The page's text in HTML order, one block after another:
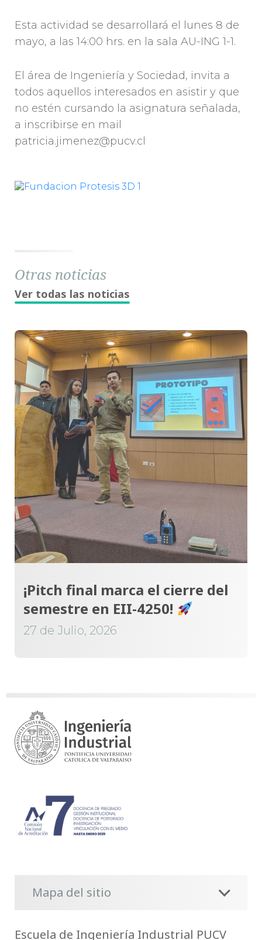
Esta actividad se desarrollará el lunes 8 de
mayo, a las 14:00 hrs. en la sala AU-ING 1-1.
El área de Ingeniería y Sociedad, invita a
todos aquellos interesados en asistir y que
no estén cursando la asignatura señalada,
a inscribirse en mail
patricia.jimenez@pucv.cl
Otras noticias
Ver todas las noticias
¡Pitch final marca el cierre del
semestre en EII-4250!
27 de Julio, 2026
Mapa del sitio
Escuela de Ingeniería Industrial PUCV